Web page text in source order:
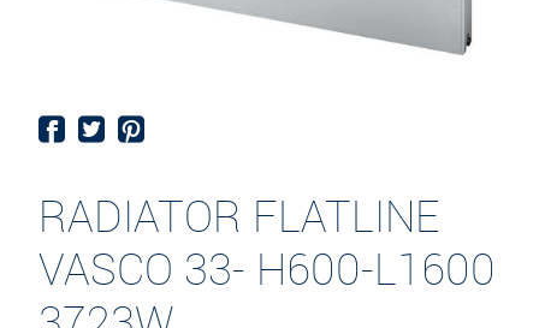
RADIATOR FLATLINE
VASCO 33- H600-L1600